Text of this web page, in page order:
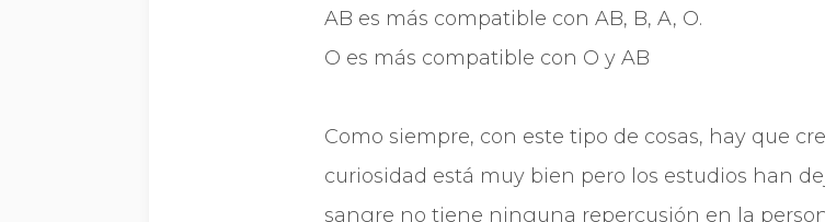
AB es más compatible con AB, B, A, O.
O es más compatible con O y AB
Como siempre, con este tipo de cosas, hay que
curiosidad está muy bien pero los estudios han
sangre no tiene ninguna repercusión en la